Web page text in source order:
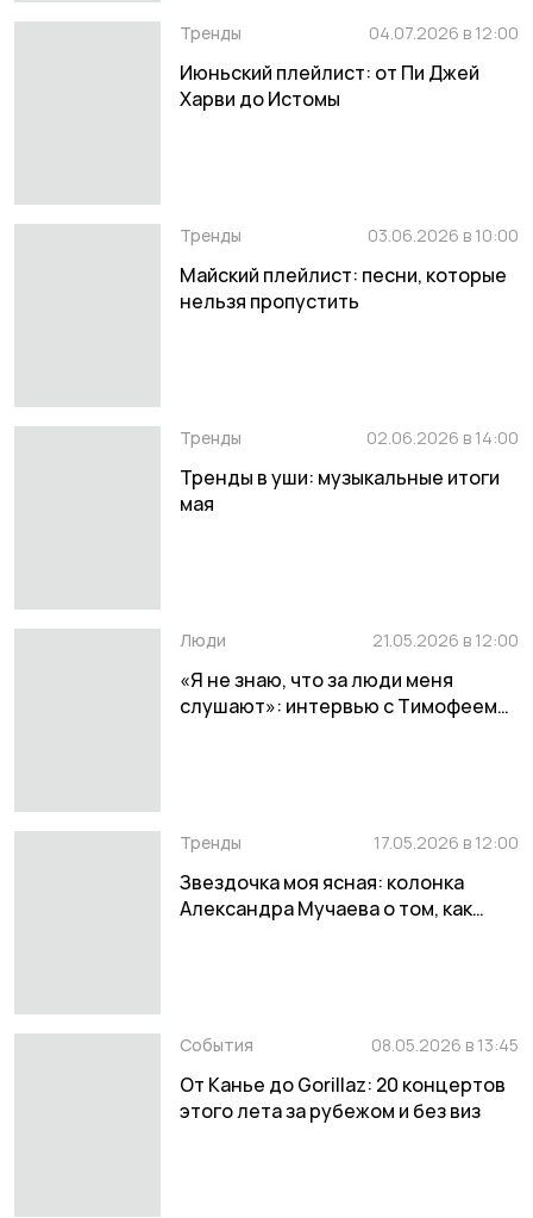
Тренды 04.07.2026 в 12:00
Июньский плейлист: от Пи Джей
Харви до Истомы
Тренды 03.06.2026 в 10:00
Майский плейлист: песни, которые
нельзя пропустить
Тренды 02.06.2026 в 14:00
Тренды в уши: музыкальные итоги
мая
Люди 21.05.2026 в 12:00
«Я не знаю, что за люди меня
слушают»: интервью с Тимофеем
Тренды 17.05.2026 в 12:00
Звездочка моя ясная: колонка
Александра Мучаева о том, как
События 08.05.2026 в 13:45
От Канье до Gorillaz: 20 концертов
этого лета за рубежом и без виз